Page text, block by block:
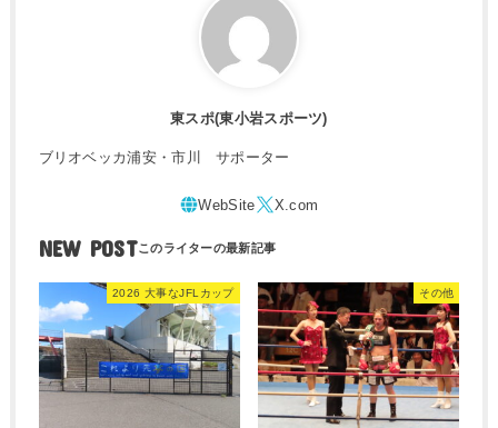
東スポ(東小岩スポーツ)
ブリオベッカ浦安・市川 サポーター
NEW POST
2026 大事なJFLカップ その他